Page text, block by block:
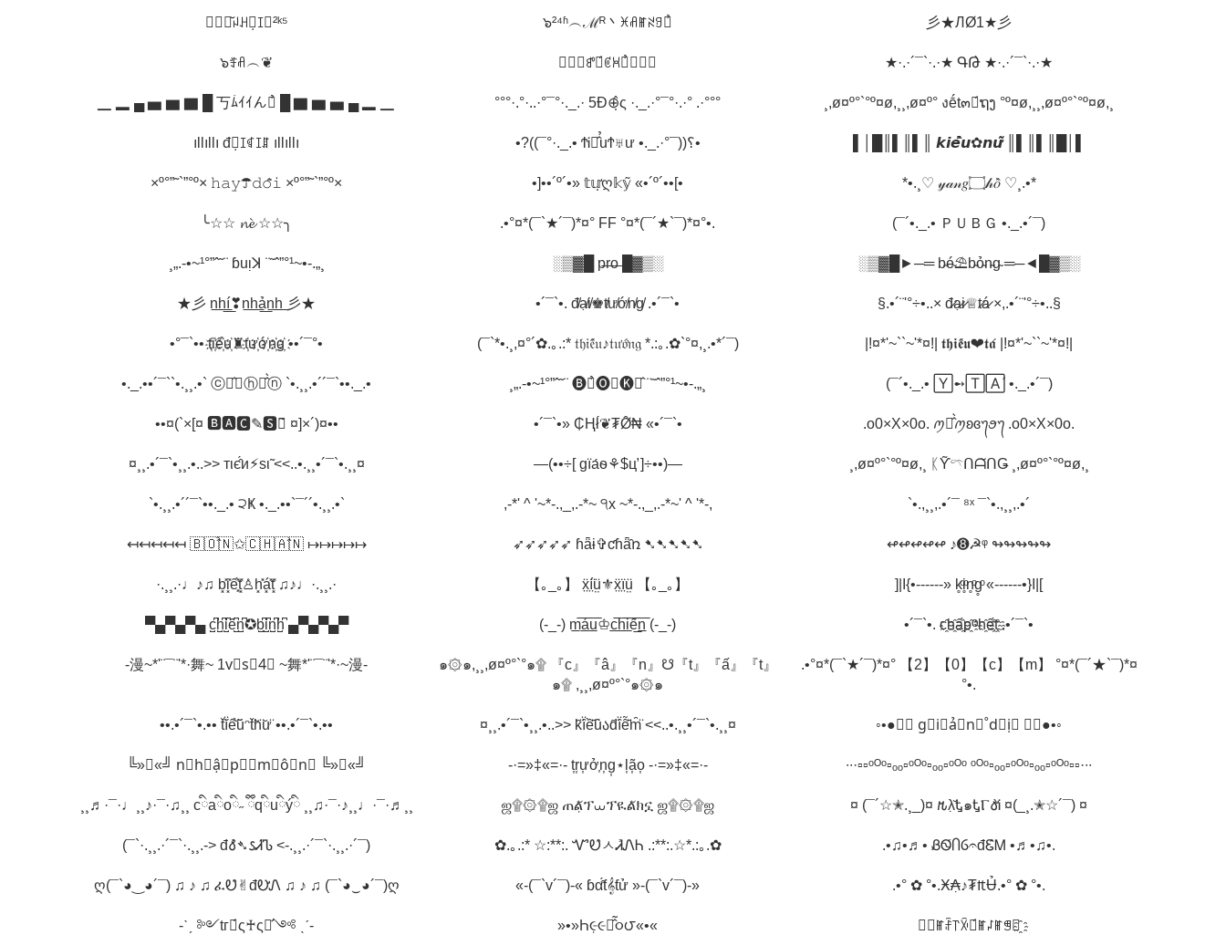
❖︵ꍏ̆ꈤꃅꍏ̣ꀤ︵²ᵏ⁵ ๖²⁴ʱ︵ℳᴿ丶ꁝꋬꂵꋊꍌ꒤̉ 彡★ЛØ1★彡
๖ꄟꋬ︵❦ ✵✴✵ꍗꋬ́ꏳꃬꀎ̉✵✴✵ ★·.·´¯`·.·★ ԳԹ̀ ★·.·´¯`·.·★
▁ ▂ ▄ ▅ ▆ ▇ █ 丂ﾑ́ｲｲんひ̉ █ ▇ ▆ ▅ ▄ ▂ ▁ °°°·.°·..·°¯°·._.· 5Đ⊕̣̂ς ·._.·°¯°·.·° .·°°° ¸,ø¤º°`°º¤ø,¸¸,ø¤º° งḗt๓ค́ຖງ °º¤ø,¸¸,ø¤º°`°º¤ø,¸
ıllıllı đꁲ̣ꀤꁍꀤꁲ ıllıllı •?((¯°·._.• ϮᎥꂅ̂̉uϮ♅ư •._.·°¯))؟• ▌│█║▌║▌║ 𝙠𝙞𝙚̂̀𝙪✿𝙣𝙪̛̃ ║▌║▌║█│▌
×º°”˜`”°º× 𝚑𝚊𝚢☂𝚍𝚘̂̃𝚒 ×º°”˜`”°º× •]••´º´•» 𝕥𝕦̛̣ღ𝕜𝕪̃ «•´º´••[• *•.¸♡ 𝓎𝒶𝓃𝑔۝𝒽𝑜̂̀ ♡¸.•*
╰☆☆ 𝓷𝓮̀ ☆☆╮ .•°¤*(¯`★´¯)*¤° FF °¤*(¯´★`¯)*¤°•. (¯´•._.• ＰＵＢＧ •._.•´¯)
¸„.-•~¹°”ˆ˜¨ ɓuᴉꓘ ¨˜ˆ”°¹~•-.„¸ ░▒▓█ p̶r̶o̶ █▓▒░ ░▒▓█►─═ b̴é̴⛱b̴ỏ̴n̴g̴ ═─◄█▓▒░
★彡 n͟h͟í͟❣n͟h͟ả͟n͟h͟ 彡★ •´¯`•. đ̸ạ̸i̸♚t̸ư̸ớ̸n̸g̸ .•´¯`• §.•´¨'°÷•..× đ̷ạ̷i̷♕t̷á̷ ×,.•´¨'°÷•..§
•°¯`•• t҉i҉ể҉u҉♜t҉ư҉ớ҉n҉g҉ ••´¯°• (¯`*•.¸,¤°´✿.｡.:* 𝔱𝔥𝔦𝔢̂́𝔲♪𝔱𝔲̛𝔬̛́𝔫𝔤 *.:｡.✿`°¤,¸.•*´¯) |!¤*'~``~'*¤!| 𝖙𝖍𝖎𝖊̂́𝖚❤𝖙𝖆́ |!¤*'~``~'*¤!|
•._.••´¯``•.¸¸.•` ⓒⓞ̂✼ⓗⓞ̂̀ⓝ `•.¸¸.•´´¯`••._.• ¸„.-•~¹°”ˆ˜¨ 🅑🅐̉🅞✾🅚🅔̂ ¨˜ˆ”°¹~•-.„¸ (¯´•._.• 🅈➻🅃🄰́ •._.•´¯)
••¤(`×[¤ 🅱🅰́🅲✎🆂🅸̃ ¤]×´)¤•• •´¯`•» ₵Ⱨł́❦₮Ø̂₦ «•´¯`• .o0×X×0o. ꪑꪖ̂̀ꪑʚɞ᭢ꪮ᭢ .o0×X×0o.
¤¸¸.•´¯`•¸¸.•..>> тιє̂́и⚡︎ѕι̃ <<..•.¸¸•´¯`•.¸¸¤ —(••÷[ gїа́ѳ⚘$ц̛ ]÷••)— ¸,ø¤º°`°º¤ø,¸ ᛕƳ̃𓍼ᑎᗩ̆ᑎǤ ¸,ø¤º°`°º¤ø,¸
`•.¸¸.•´´¯`••._.• ੨Ҝ •._.••`¯´´•.¸¸.•` ,-*' ^ '~*-.,_,.-*~ ੧x ~*-.,_,.-*~' ^ '*-, `•.,¸¸,.•´¯ ⁸ˣ ¯`•.,¸¸,.•´
↤↤↤↤↤ 🇧‌🇴‌̂́🇳‌✩🇨‌🇭‌🇦‌̂🇳‌ ↦↦↦↦↦ ➶➶➶➶➶ ɦǟɨ✞ƈɦǟ̂ռ ➷➷➷➷➷ ↫↫↫↫↫ ♪➑☭ᵠ ↬↬↬↬↬
·.¸¸.·♩♪♫ b͓̽i͓̽ế͓̽t͓̽♙h͓̽á͓̽t͓̽ ♫♪♩·.¸¸.· 【｡_｡】 ẍ̤í̤̈ṳ̈⚜ẍ̤ï̤ṳ̈ 【｡_｡】 ]|I{•------» k̥ͦi̥ͦn̥ͦg̥ͦ «------•}I|[
▀▄▀▄▀▄ c̺͆h̺͆i̺͆ế̺͆n̺͆✪b̺͆i̺͆n̺͆h̺͆ ▄▀▄▀▄▀ (-_-) m̲̅á̲̅u̲̅♔c̲̅h̲̅i̲̅ế̲̅n̲̅ (-_-) •´¯`•. c҈h҈ấ҈p҈ⱉh҈ế҈t҈ .•´¯`•
-漫~*'¨¯¨'*·舞~ 1v⃠s⃠4⃠ ~舞*'¨¯¨'*·~漫-
๑۞๑,¸¸,ø¤º°`°๑۩ 『c』『â』『n』☋『t』『ấ』『t』
๑۩ ,¸¸,ø¤º°`°๑۞๑
.•°¤*(¯`★´¯)*¤° 【2】【0】【c】【m】 °¤*(¯´★`¯)*¤
°•.
••.•´¯`•.•• t̆̈ĭ̈ể̆̈ŭ̈ᵔt̆̈h̆̈ư̆̈ ••.•´¯`•.•• ¤¸¸.•´¯`•¸¸.•..>> k̑̈ȋ̈ề̑̈ȗ̈ა⁩d̑̈ȋ̈ễ̑̈m̑̈ <<..•.¸¸•´¯`•.¸¸¤ ◦•●◉✿ g⃗i⃗ả⃗n⃗˚d⃗ị⃗ ✿◉●•◦
╚»★«╝ n⃖h⃖ậ⃖p⃖⟡m⃖ô⃖n⃖ ╚»★«╝ -·=»‡«=·- t͎r͎ư͎ở͎n͎g͎⋆l͎ã͎o͎ -·=»‡«=·- ∙∙·▫▫ᵒᴼᵒ▫ₒₒ▫ᵒᴼᵒ▫ₒₒ▫ᵒᴼᵒ ᵒᴼᵒ▫ₒₒ▫ᵒᴼᵒ▫ₒₒ▫ᵒᴼᵒ▫▫·∙∙
¸¸♬·¯·♩¸¸♪·¯·♫¸¸ cིaིoི˶ ྀིqིuིýི ¸¸♫·¯·♪¸¸♩·¯·♬¸¸ ஜ۩۞۩ஜ ጠል̣̆ፕ⩊ፕዪል̆ክኗ ஜ۩۞۩ஜ ¤ (¯´☆✭.¸_)¤ 𐒄λ̣̆Ꮏ๑ᎿⲄ𐒀̛̀Ꭵ ¤(_¸.✭☆´¯) ¤
(¯`·.¸¸.·´¯`·.¸¸.-> đ𐒀̂̀➴𐒡Ꮧ́Ꮦ <-.¸¸.·´¯`·.¸¸.·´¯) ✿.｡.:* ☆:**:. ᏉᎧ̂ㅅᏗ̉ᏁᏂ .:**:.☆*.:｡.✿ .•♫•♬• ᏰᏫ́ႶⳒ𝄐đᏋ̂Ꮇ •♬•♫•.
ღ(¯`◕‿◕´¯) ♫ ♪ ♫ ፈᎧ̂✌︎đᎧ̛Ꮑ ♫ ♪ ♫ (¯`◕‿◕´¯)ღ «-(¯`v´¯)-« ɓα̂́ƭ𝄞ƭử »-(¯`v´¯)-» .•° ✿ °•.Ӿ₳̣♪₮₶Ʉ̉.•° ✿ °•.
-ˋˏ ༻tгย́ς♰ς๏̛༺ ˎˊ- »•»Һ૯̣૯ค̂̃૦౮«•« ➻❥ꂵꄘ꓅ꋋꑾ́ꂵ꒗ꂵꁅ✿҈